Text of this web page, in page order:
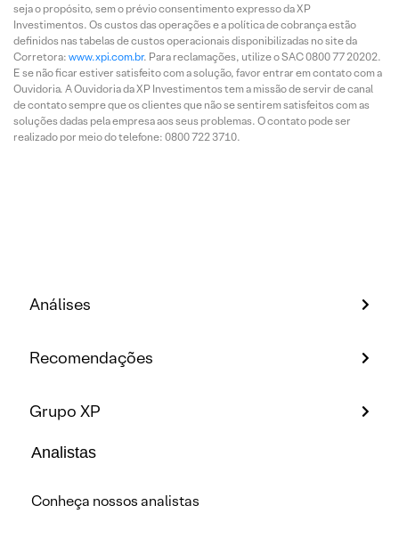
seja o propósito, sem o prévio consentimento expresso da XP
Investimentos. Os custos das operações e a política de cobrança estão
definidos nas tabelas de custos operacionais disponibilizadas no site da
Corretora: www.xpi.com.br. Para reclamações, utilize o SAC 0800 77 20202.
E se não ficar estiver satisfeito com a solução, favor entrar em contato com a
Ouvidoria. A Ouvidoria da XP Investimentos tem a missão de servir de canal
de contato sempre que os clientes que não se sentirem satisfeitos com as
soluções dadas pela empresa aos seus problemas. O contato pode ser
realizado por meio do telefone: 0800 722 3710.
Análises
Recomendações
Grupo XP
Analistas
Conheça nossos analistas